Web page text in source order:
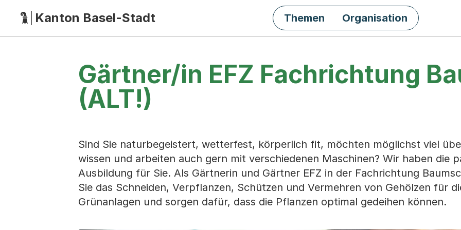
HauptnavigationKanton Basel-Stadt Themen Organisation
Gärtner/in EFZ Fachrichtung
(ALT!)
Sind Sie naturbegeistert, wetterfest, körperlich fit, möchten möglichst viel
wissen und arbeiten auch gern mit verschiedenen Maschinen? Wir haben die
Ausbildung für Sie. Als Gärtnerin und Gärtner EFZ in der Fachrichtung
Sie das Schneiden, Verpflanzen, Schützen und Vermehren von Gehölzen für
Grünanlagen und sorgen dafür, dass die Pflanzen optimal gedeihen können.